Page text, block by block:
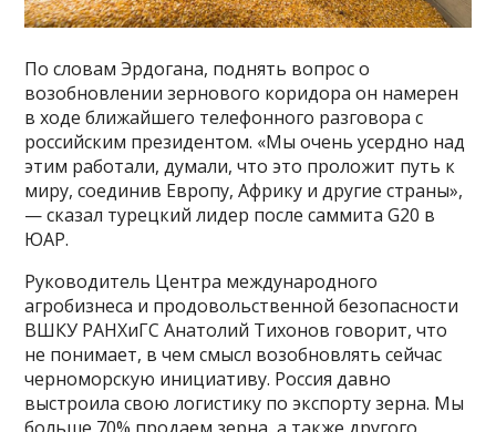
По словам Эрдогана, поднять вопрос о
возобновлении зернового коридора он намерен
в ходе ближайшего телефонного разговора с
российским президентом. «Мы очень усердно над
этим работали, думали, что это проложит путь к
миру, соединив Европу, Африку и другие страны»,
— сказал турецкий лидер после саммита G20 в
ЮАР.
Руководитель Центра международного
агробизнеса и продовольственной безопасности
ВШКУ РАНХиГС Анатолий Тихонов говорит, что
не понимает, в чем смысл возобновлять сейчас
черноморскую инициативу. Россия давно
выстроила свою логистику по экспорту зерна. Мы